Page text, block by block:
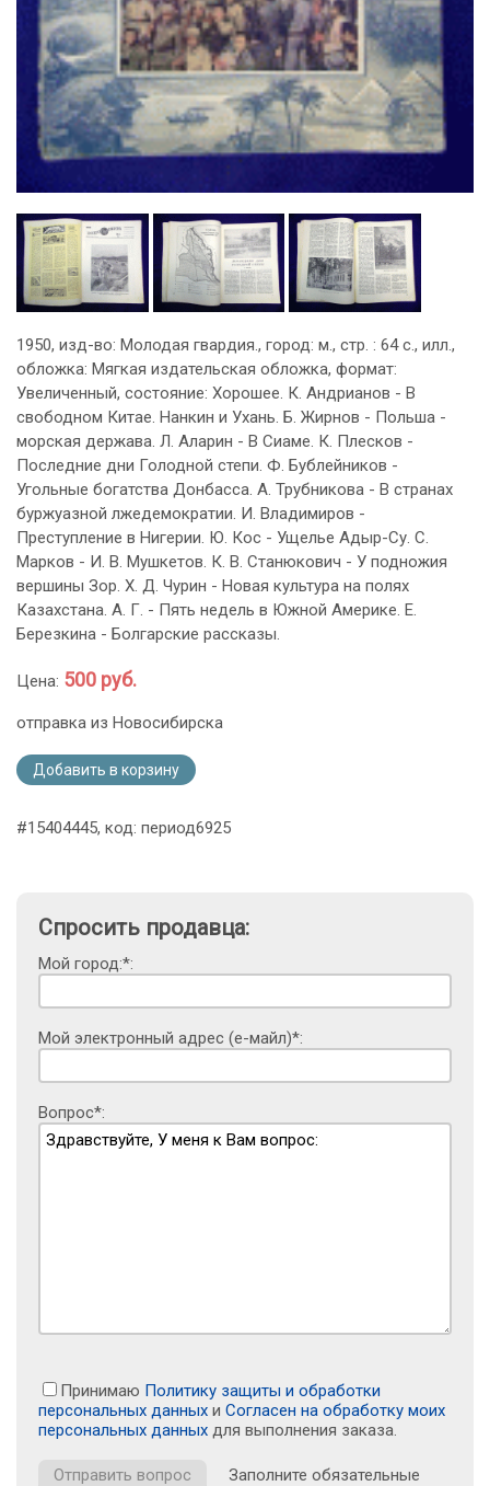
1950, изд-во: Молодая гвардия., город: м., стр. : 64 с., илл.,
обложка: Мягкая издательская обложка, формат:
Увеличенный, состояние: Хорошее. К. Андрианов - В
свободном Китае. Нанкин и Ухань. Б. Жирнов - Польша -
морская держава. Л. Аларин - В Сиаме. К. Плесков -
Последние дни Голодной степи. Ф. Бублейников -
Угольные богатства Донбасса. А. Трубникова - В странах
буржуазной лжедемократии. И. Владимиров -
Преступление в Нигерии. Ю. Кос - Ущелье Адыр-Су. С.
Марков - И. В. Мушкетов. К. В. Станюкович - У подножия
вершины Зор. Х. Д. Чурин - Новая культура на полях
Казахстана. А. Г. - Пять недель в Южной Америке. Е.
Березкина - Болгарские рассказы.
Цена: 500 руб.
отправка из Новосибирска
Добавить в корзину
#15404445, код: период6925
Спросить продавца:
Мой город:*:
Мой электронный адрес (е-майл)*:
Вопрос*:
Принимаю Политику защиты и обработки
персональных данных и Согласен на обработку моих
персональных данных для выполнения заказа.
Заполните обязательные